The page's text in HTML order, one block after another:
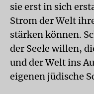
sie erst in sich
Strom der Welt
stärken können.
der Seele willen,
und der Welt ins
eigenen jüdische